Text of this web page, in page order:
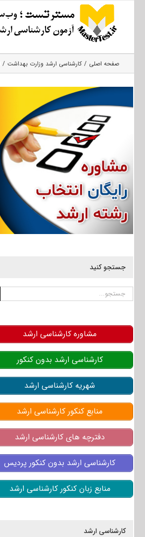
صفحه اصلی کارشناسی ارشد وزارت بهداشت
جستجو کنید
جستجو
مشاوره کارشناسی ارشد
کارشناسی ارشد بدون کنکور
شهریه کارشناسی ارشد
منابع کنکور کارشناسی ارشد
دفترچه های کارشناسی ارشد
کارشناسی ارشد بدون کنکور پردیس
منابع زبان کنکور کارشناسی ارشد
کارشناسی ارشد